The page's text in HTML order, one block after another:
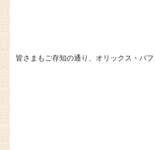
皆さまもご存知の通り、オリックス・バ